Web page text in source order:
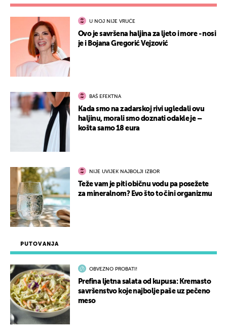
PUTOVANJA
OBVEZNO PROBATI!
Prefina ljetna salata od kupusa: Kremasto
savršenstvo koje najbolje paše uz pečeno
meso
U NOJ NIJE VRUĆE
Ovo je savršena haljina za ljeto i more - nosi
je i Bojana Gregorić Vejzović
BAŠ EFEKTNA
Kada smo na zadarskoj rivi ugledali ovu
haljinu, morali smo doznati odakle je –
košta samo 18 eura
NIJE UVIJEK NAJBOLJI IZBOR
Teže vam je piti običnu vodu pa posežete
za mineralnom? Evo što to čini organizmu